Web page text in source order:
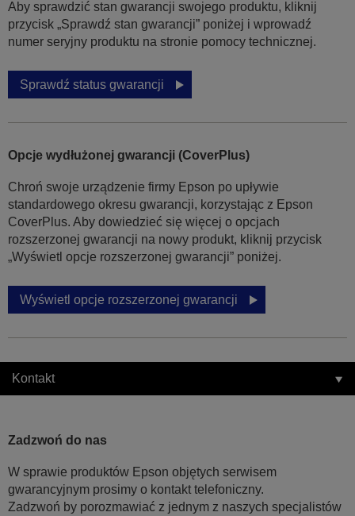
Aby sprawdzić stan gwarancji swojego produktu, kliknij
przycisk „Sprawdź stan gwarancji” poniżej i wprowadź
numer seryjny produktu na stronie pomocy technicznej.
Sprawdź status gwarancji
Opcje wydłużonej gwarancji (CoverPlus)
Chroń swoje urządzenie firmy Epson po upływie
standardowego okresu gwarancji, korzystając z Epson
CoverPlus. Aby dowiedzieć się więcej o opcjach
rozszerzonej gwarancji na nowy produkt, kliknij przycisk
„Wyświetl opcje rozszerzonej gwarancji” poniżej.
Wyświetl opcje rozszerzonej gwarancji
Kontakt
Zadzwoń do nas
W sprawie produktów Epson objętych serwisem
gwarancyjnym prosimy o kontakt telefoniczny.
Zadzwoń by porozmawiać z jednym z naszych specjalistów